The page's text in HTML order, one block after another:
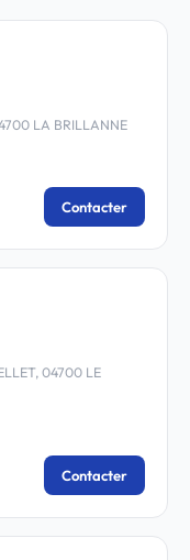
LA BRILLANNE
Contacter
04700 LE
Contacter